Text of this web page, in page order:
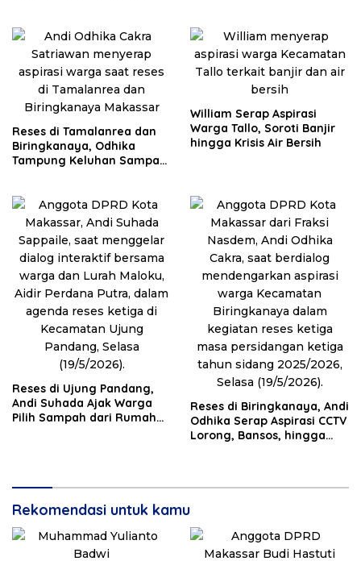
Reses di Tamalanrea dan
Biringkanaya, Odhika
Tampung Keluhan Sampah
William Serap Aspirasi
Warga Tallo, Soroti Banjir
hingga Krisis Air Bersih
Reses di Ujung Pandang,
Andi Suhada Ajak Warga
Pilih Sampah dari Rumah
Reses di Biringkanaya, Andi
Odhika Serap Aspirasi CCTV
Lorong, Bansos, hingga
Rekomendasi untuk kamu